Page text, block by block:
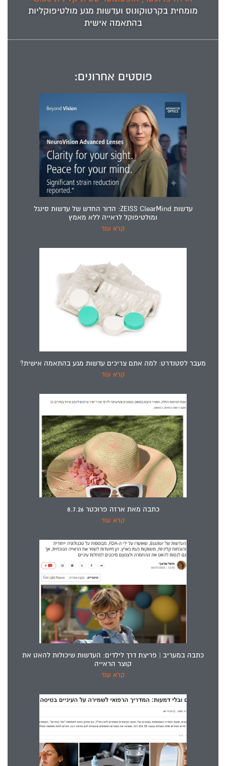
מומחית בקרטוקונוס ועדשות מגע מולטיפוקליות
בהתאמה אישית
פוסטים אחרונים:
עדשות ZEISS ClearMind: הדור החדש של עדשות סינגל
ומולטיפוקל לראייה ללא מאמץ
קרא עוד
מעבר לסטנדרט: למה אתם צריכים עדשות מגע בהתאמה אישית?
קרא עוד
כתבה מאת ארזה פרוכטר 8.7.26
קרא עוד
כתבה במעריב | פריצת דרך לילדים: העדשות שיכולות להאט את
קוצר הראייה
קרא עוד